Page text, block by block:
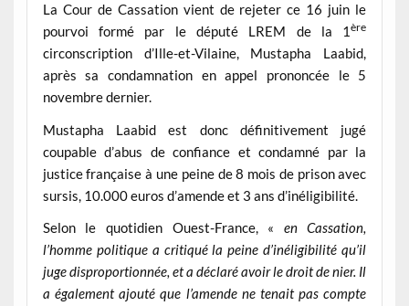
La Cour de Cassation vient de rejeter ce 16 juin le
pourvoi formé par le député LREM de la 1ère
circonscription d’Ille-et-Vilaine, Mustapha Laabid,
après sa condamnation en appel prononcée le 5
novembre dernier.
Mustapha Laabid est donc définitivement jugé
coupable d’abus de confiance et condamné par la
justice française à une peine de 8 mois de prison avec
sursis, 10.000 euros d’amende et 3 ans d’inéligibilité.
Selon le quotidien Ouest-France, « en Cassation,
l’homme politique a critiqué la peine d’inéligibilité qu’il
juge disproportionnée, et a déclaré avoir le droit de nier. Il
a également ajouté que l’amende ne tenait pas compte